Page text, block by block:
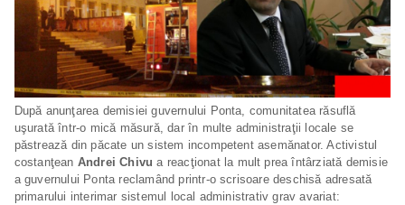
După anunţarea demisiei guvernului Ponta, comunitatea răsuflă
uşurată într-o mică măsură, dar în multe administraţii locale se
păstrează din păcate un sistem incompetent asemănator. Activistul
costanţean Andrei Chivu a reacţionat la mult prea întârziată demisie
a guvernului Ponta reclamând printr-o scrisoare deschisă adresată
primarului interimar sistemul local administrativ grav avariat: